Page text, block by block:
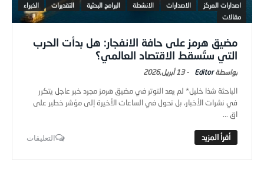
اصدارات المركز الاصدارات الانشطة البرامج البحثية التقديرات
الخبراء
مقالات
مضيق هرمز على حافة الانفجار: هل بدأت الحرب
التي ستُسقط الاقتصاد العالمي؟
Editor
-13 أبريل,2026
الباحثة شذا خليل* لم يعد التوتر في مضيق هرمز مجرد خبر عاجل يتكرر
في نشرات الأخبار، بل تحول في الساعات الأخيرة إلى مؤشر خطير على
اق ...
التعليقات